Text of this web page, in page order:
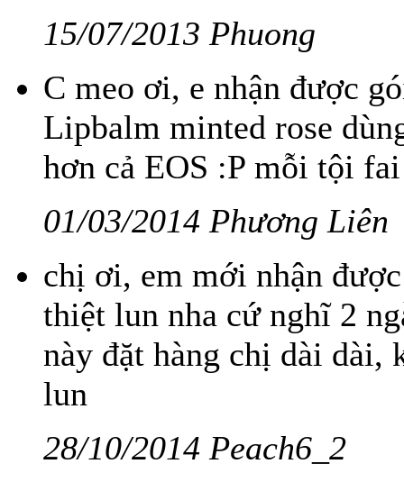
15/07/2013 Phuong
C meo ơi, e nhận được
Lipbalm minted rose
hơn cả EOS :P mỗi tội
01/03/2014 Phương Liên
chị ơi, em mới nhận
thiệt lun nha cứ nghĩ 2
này đặt hàng chị dài dài,
lun
28/10/2014 Peach6_2